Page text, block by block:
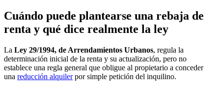
Cuándo puede plantearse una rebaja de
renta y qué dice realmente la ley
La Ley 29/1994, de Arrendamientos Urbanos, regula la
determinación inicial de la renta y su actualización, pero no
establece una regla general que obligue al propietario a conceder
una reducción alquilerpor simple petición del inquilino.